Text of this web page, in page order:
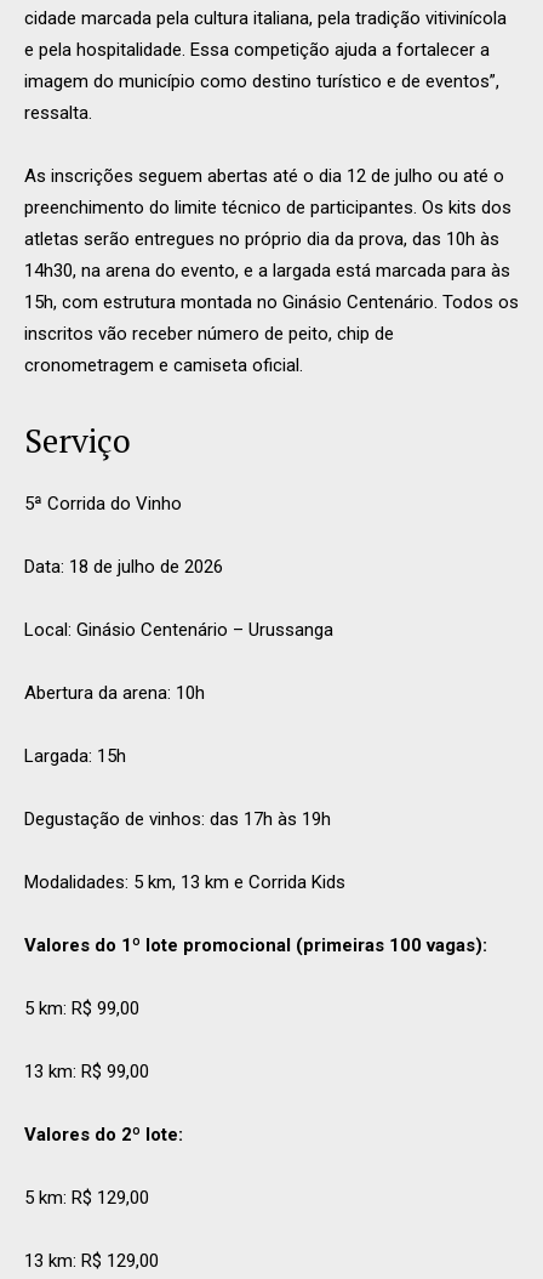
cidade marcada pela cultura italiana, pela tradição vitivinícola
e pela hospitalidade. Essa competição ajuda a fortalecer a
imagem do município como destino turístico e de eventos”,
ressalta.
As inscrições seguem abertas até o dia 12 de julho ou até o
preenchimento do limite técnico de participantes. Os kits dos
atletas serão entregues no próprio dia da prova, das 10h às
14h30, na arena do evento, e a largada está marcada para às
15h, com estrutura montada no Ginásio Centenário. Todos os
inscritos vão receber número de peito, chip de
cronometragem e camiseta oficial.
Serviço
5ª Corrida do Vinho
Data: 18 de julho de 2026
Local: Ginásio Centenário – Urussanga
Abertura da arena: 10h
Largada: 15h
Degustação de vinhos: das 17h às 19h
Modalidades: 5 km, 13 km e Corrida Kids
Valores do 1º lote promocional (primeiras 100 vagas):
5 km: R$ 99,00
13 km: R$ 99,00
Valores do 2º lote:
5 km: R$ 129,00
13 km: R$ 129,00